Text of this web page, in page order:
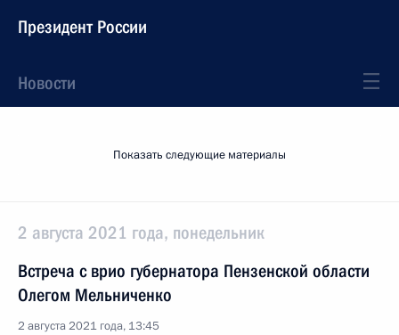
Президент России
Новости
Показать следующие материалы
2 августа 2021 года, понедельник
Встреча с врио губернатора Пензенской области
Олегом Мельниченко
2 августа 2021 года, 13:45